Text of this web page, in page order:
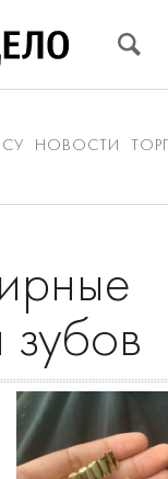
НОВОСТИ